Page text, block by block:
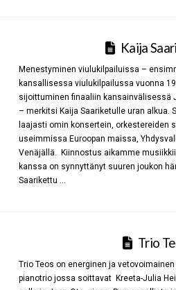
Kaija
Menestyminen viulukilpailuissa –
kansallisessa viulukilpailussa vuonna
sijoittuminen finaaliin kansainvälisessä
– merkitsi Kaija Saariketulle uran alkua.
laajasti omin konsertein, orkestereiden
useimmissa Euroopan maissa,
Venäjällä. Kiinnostus aikamme
kanssa on synnyttänyt suuren joukon
Saarikettu …
Trio
Trio Teos on energinen ja
pianotrio jossa soittavat Kreeta-Julia